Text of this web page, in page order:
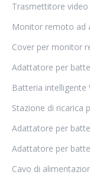
Trasmettitore video
Monitor remoto ad
Cover per monitor
Adattatore per
Batteria intelligente
Stazione di ricarica
Adattatore per
Adattatore per
Cavo di